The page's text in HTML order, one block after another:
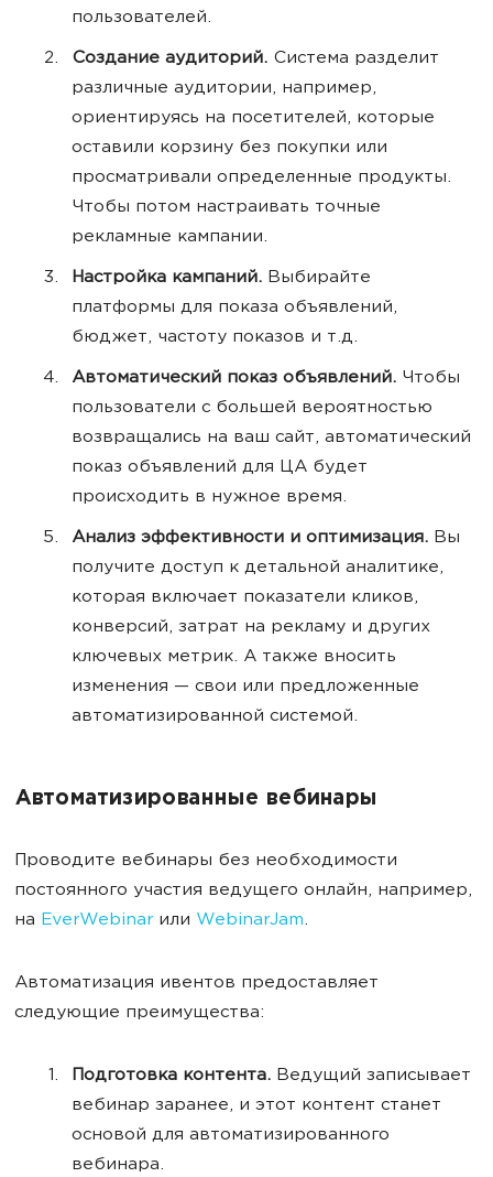
пользователей.
Создание аудиторий. Система разделит
различные аудитории, например,
ориентируясь на посетителей, которые
оставили корзину без покупки или
просматривали определенные продукты.
Чтобы потом настраивать точные
рекламные кампании.
Настройка кампаний. Выбирайте
платформы для показа объявлений,
бюджет, частоту показов и т.д.
Автоматический показ объявлений. Чтобы
пользователи с большей вероятностью
возвращались на ваш сайт, автоматический
показ объявлений для ЦА будет
происходить в нужное время.
Анализ эффективности и оптимизация. Вы
получите доступ к детальной аналитике,
которая включает показатели кликов,
конверсий, затрат на рекламу и других
ключевых метрик. А также вносить
изменения — свои или предложенные
автоматизированной системой.
Автоматизированные вебинары
Проводите вебинары без необходимости
постоянного участия ведущего онлайн, например,
на EverWebinarили WebinarJam.
Автоматизация ивентов предоставляет
следующие преимущества:
Подготовка контента. Ведущий записывает
вебинар заранее, и этот контент станет
основой для автоматизированного
вебинара.